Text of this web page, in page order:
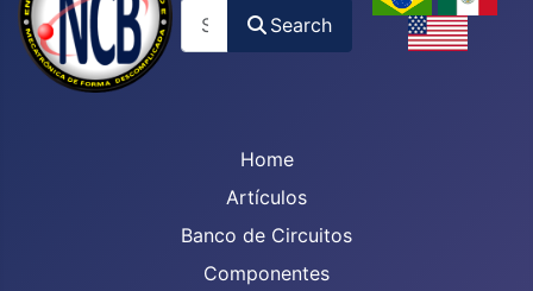
Search
Home
Artículos
Banco de Circuitos
Componentes